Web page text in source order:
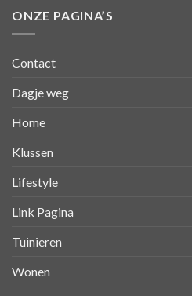
ONZE PAGINA’S
Contact
Dagje weg
Home
Klussen
Lifestyle
Link Pagina
Tuinieren
Wonen